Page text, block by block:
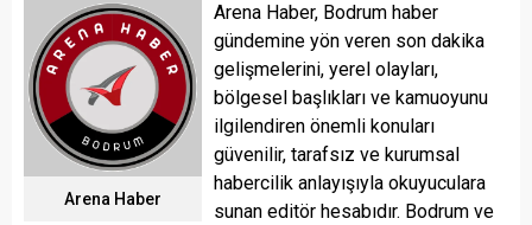
Arena Haber
Arena Haber, Bodrum haber
gündemine yön veren son dakika
gelişmelerini, yerel olayları,
bölgesel başlıkları ve kamuoyunu
ilgilendiren önemli konuları
güvenilir, tarafsız ve kurumsal
habercilik anlayışıyla okuyuculara
sunan editör hesabıdır. Bodrum ve